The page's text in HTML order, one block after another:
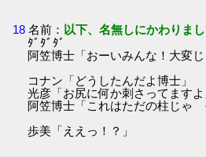
18 名前： 以下、名無しにかわりま
ﾀﾞﾀﾞﾀﾞ
阿笠博士「おーいみんな！大変
コナン「どうしたんだよ博士」
光彦「お尻に何か刺さってますよ
阿笠博士「これはただの柱じゃ
歩美「ええっ！？」